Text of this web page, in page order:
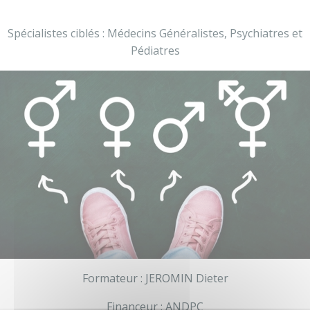
Spécialistes ciblés : Médecins Généralistes, Psychiatres et
Pédiatres
Formateur : JEROMIN Dieter
Financeur : ANDPC